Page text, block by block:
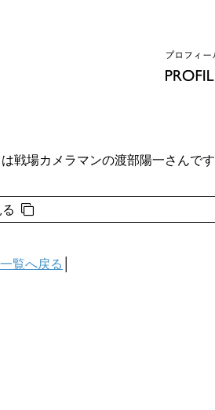
戦場カメラマンの渡部陽一さんです
覧へ戻る